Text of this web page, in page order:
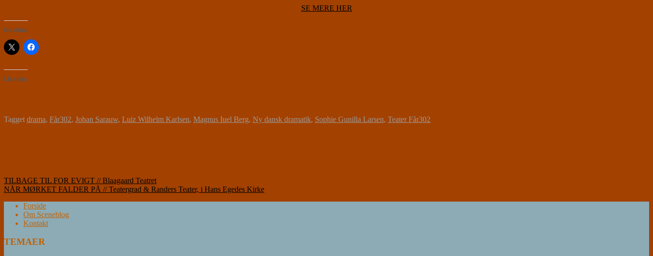
SE MERE HER
Del dette:
Like this:
Tagget drama, Får302, Johan Sarauw, Luiz Wilhelm Karlsen, Magnus Iuel Berg, Ny dansk dramatik, Sophie Gunilla Larsen, Teater Får302
Indlægsnavigation
TILBAGE TIL FOR EVIGT // Blaagaard Teatret
NÅR MØRKET FALDER PÅ // Teatergrad & Randers Teater, i Hans Egedes Kirke
Forside
Om Sceneblog
Kontakt
TEMAER